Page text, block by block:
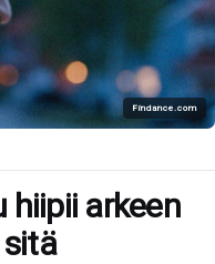
Findance.com
hiipii arkeen